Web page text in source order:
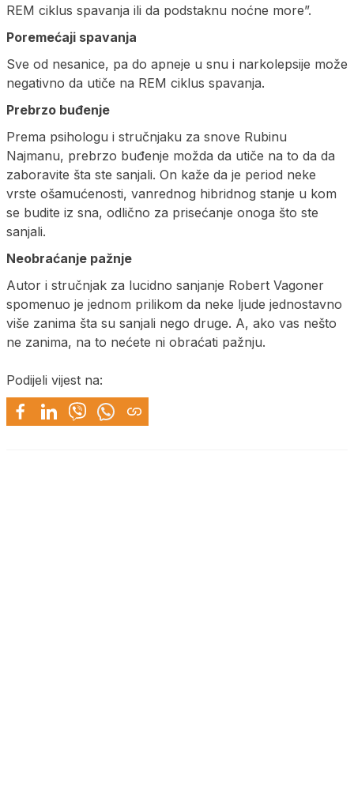
REM ciklus spavanja ili da podstaknu noćne more”.
Poremećaji spavanja
Sve od nesanice, pa do apneje u snu i narkolepsije može
negativno da utiče na REM ciklus spavanja.
Prebrzo buđenje
Prema psihologu i stručnjaku za snove Rubinu
Najmanu, prebrzo buđenje možda da utiče na to da da
zaboravite šta ste sanjali. On kaže da je period neke
vrste ošamućenosti, vanrednog hibridnog stanje u kom
se budite iz sna, odlično za prisećanje onoga što ste
sanjali.
Neobraćanje pažnje
Autor i stručnjak za lucidno sanjanje Robert Vagoner
spomenuo je jednom prilikom da neke ljude jednostavno
više zanima šta su sanjali nego druge. A, ako vas nešto
ne zanima, na to nećete ni obraćati pažnju.
Podijeli vijest na: